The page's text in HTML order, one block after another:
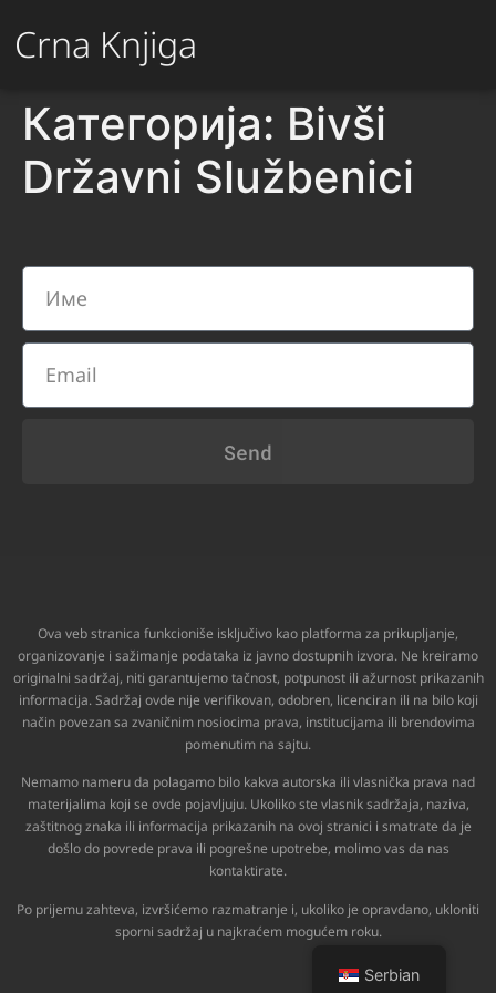
Crna Knjiga
Категорија: Bivši
Državni Službenici
Send
Ova veb stranica funkcioniše isključivo kao platforma za prikupljanje,
organizovanje i sažimanje podataka iz javno dostupnih izvora. Ne kreiramo
originalni sadržaj, niti garantujemo tačnost, potpunost ili ažurnost prikazanih
informacija. Sadržaj ovde nije verifikovan, odobren, licenciran ili na bilo koji
način povezan sa zvaničnim nosiocima prava, institucijama ili brendovima
pomenutim na sajtu.
Nemamo nameru da polagamo bilo kakva autorska ili vlasnička prava nad
materijalima koji se ovde pojavljuju. Ukoliko ste vlasnik sadržaja, naziva,
zaštitnog znaka ili informacija prikazanih na ovoj stranici i smatrate da je
došlo do povrede prava ili pogrešne upotrebe, molimo vas da nas
kontaktirate.
Po prijemu zahteva, izvršićemo razmatranje i, ukoliko je opravdano, ukloniti
sporni sadržaj u najkraćem mogućem roku.
Serbian